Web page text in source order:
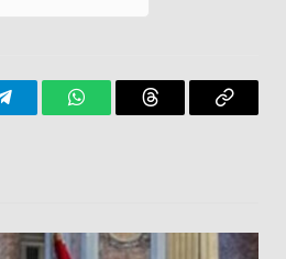
TelegramWhatsAppThreads Copy